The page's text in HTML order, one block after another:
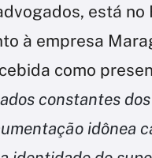
está no
à empresa
como
constantes dos
idônea